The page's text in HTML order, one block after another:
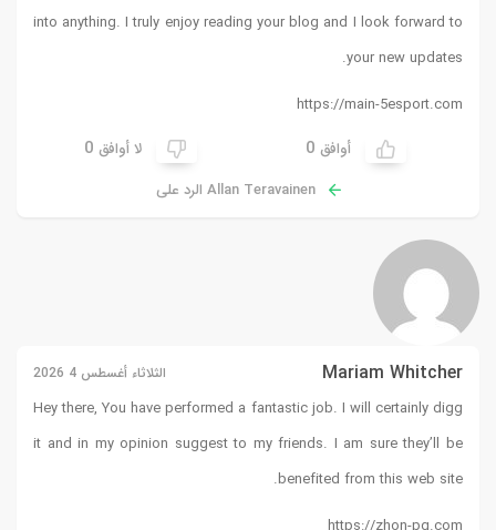
into anything. I truly enjoy
لا أوافق 0
الثلاثاء أغسطس 4 2026
Hey there, You have
it and in my opinion